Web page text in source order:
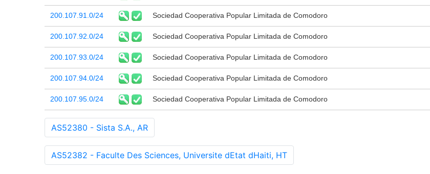
200.107.91.0/24 Sociedad Cooperativa Popular Limitada de Comodoro
200.107.92.0/24 Sociedad Cooperativa Popular Limitada de Comodoro
200.107.93.0/24 Sociedad Cooperativa Popular Limitada de Comodoro
200.107.94.0/24 Sociedad Cooperativa Popular Limitada de Comodoro
200.107.95.0/24 Sociedad Cooperativa Popular Limitada de Comodoro
AS52380 - Sista S.A., AR
AS52382 - Faculte Des Sciences, Universite dEtat dHaiti, HT